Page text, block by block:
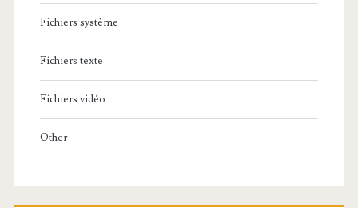
Fichiers système
Fichiers texte
Fichiers vidéo
Other